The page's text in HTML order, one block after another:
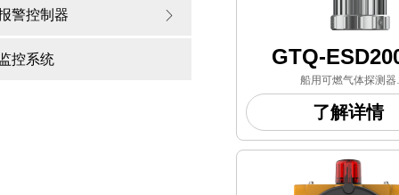
警控制器 ꁕ
控系统 GTQ-
船用可燃气体探测器
——
根据使用环境的要求，主要应
工、石油、
生物制药及化学实验室等行业
定某区域
了解详情